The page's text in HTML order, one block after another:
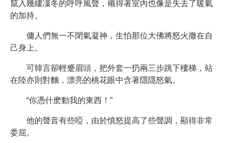
竄入幾縷凜冬的呼呼風聲，襯得著室內也像是失去了暖氣
的加持。
傭人們無一不閉氣凝神，生怕那位大佛將怒火撒在自
己身上。
可韓言卻輕蹙眉頭，把外套一扔兩三步跳下樓梯，站
在陸亦則對麵，漂亮的桃花眼中含著隱隱怒氣。
“你憑什麽動我的東西！”
他的聲音有些啞，由於憤怒提高了些聲調，顯得非常
委屈。